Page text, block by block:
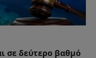
σε δεύτερο βαθμό